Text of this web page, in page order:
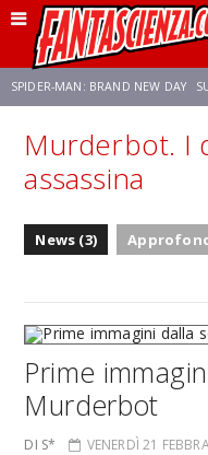
SPIDER-MAN: BRAND NEW DAY
FRANCO RICCIARDIELLO
NETFLIX SADIE SINK STAR TREK:
Murderbot. I
assassina
News (3)
Prime
Murderbot
DI S* VENERDÌ 21